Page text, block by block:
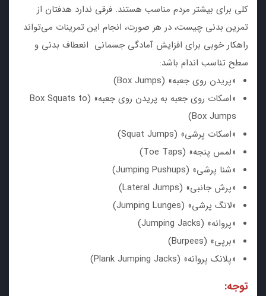
کلی برای بیشتر مردم مناسب هستند. فرقی ندارد هدفتان از
تمرین بدنی چیست، در هر صورت، انجام این تمرینات می‌تواند
راهکار خوبی برای افزایش آمادگی جسمانی انعطاف بدنی و
سطح تناسب اندام باشد:
«پریدن روی جعبه» (Box Jumps)
«اسکات روی جعبه به پریدن روی جعبه» (Box Squats to
Box Jumps)
«اسکات پرشی» (Squat Jumps)
«لمس پنجه» (Toe Taps)
«شنا پرشی» (Jumping Pushups)
«پرش جانبی» (Lateral Jumps)
«لانگ پرشی» (Jumping Lunges)
«پروانه» (Jumping Jacks)
«برپی» (Burpees)
«پلانک پروانه» (Plank Jumping Jacks)
توجه: